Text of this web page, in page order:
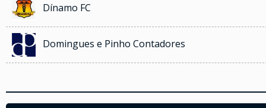
Dínamo FC
Domingues e Pinho Contadores